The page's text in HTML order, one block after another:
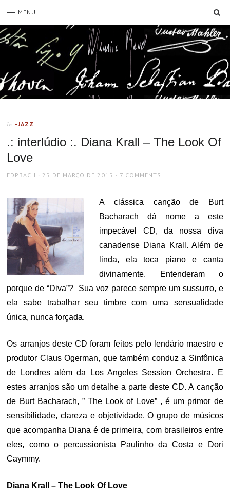
MENU
In -JAZZ
.: interlúdio :. Diana Krall – The Look Of
Love
AUTHOR
FDPBACH
POSTED
25 DE MARÇO DE 2015 7 COMMENTS
A clássica canção de Burt
Bacharach dá nome a este
impecável CD, da nossa diva
canadense Diana Krall. Além de
linda, ela toca piano e canta
divinamente. Entenderam o
porque de “Diva”? Sua voz parece sempre um sussurro, e
ela sabe trabalhar seu timbre com uma sensualidade
única, nunca forçada.
Os arranjos deste CD foram feitos pelo lendário maestro e
produtor Claus Ogerman, que também conduz a Sinfônica
de Londres além da Los Angeles Session Orchestra. E
estes arranjos são um detalhe a parte deste CD. A canção
de Burt Bacharach, ” The Look of Love” , é um primor de
sensibilidade, clareza e objetividade. O grupo de músicos
que acompanha Diana é de primeira, com brasileiros entre
eles, como o percussionista Paulinho da Costa e Dori
Caymmy.
Diana Krall – The Look Of Love